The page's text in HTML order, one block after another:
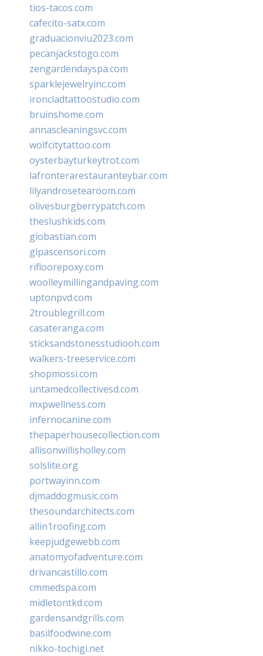
tios-tacos.com
cafecito-satx.com
graduacionviu2023.com
pecanjackstogo.com
zengardendayspa.com
sparklejewelryinc.com
ironcladtattoostudio.com
bruinshome.com
annascleaningsvc.com
wolfcitytattoo.com
oysterbayturkeytrot.com
lafronterarestauranteybar.com
lilyandrosetearoom.com
olivesburgberrypatch.com
theslushkids.com
giobastian.com
glpascensori.com
rifloorepoxy.com
woolleymillingandpaving.com
uptonpvd.com
2troublegrill.com
casateranga.com
sticksandstonesstudiooh.com
walkers-treeservice.com
shopmossi.com
untamedcollectivesd.com
mxpwellness.com
infernocanine.com
thepaperhousecollection.com
allisonwillisholley.com
solslite.org
portwayinn.com
djmaddogmusic.com
thesoundarchitects.com
allin1roofing.com
keepjudgewebb.com
anatomyofadventure.com
drivancastillo.com
cmmedspa.com
midletontkd.com
gardensandgrills.com
basilfoodwine.com
nikko-tochigi.net